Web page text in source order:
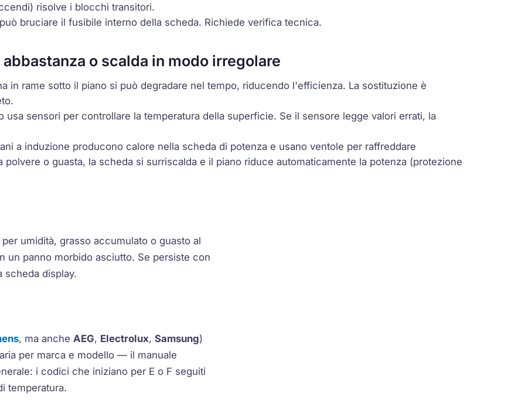
risolve i blocchi transitori.
bruciare il fusibile interno della scheda. Richiede verifica tecnica.
o scalda in modo irregolare
in rame sotto il piano si può degradare nel tempo, riducendo l'efficienza. La sostituzione è
usa sensori per controllare la temperatura della superficie. Se il sensore legge valori errati, la
a induzione producono calore nella scheda di potenza e usano ventole per raffreddare
o guasta, la scheda si surriscalda e il piano riduce automaticamente la potenza (protezione
umidità, grasso accumulato o guasto al
un panno morbido asciutto. Se persiste con
scheda display.
, ma anche AEG, Electrolux,Samsung)
per marca e modello — il manuale
i codici che iniziano per E o F seguiti
temperatura.